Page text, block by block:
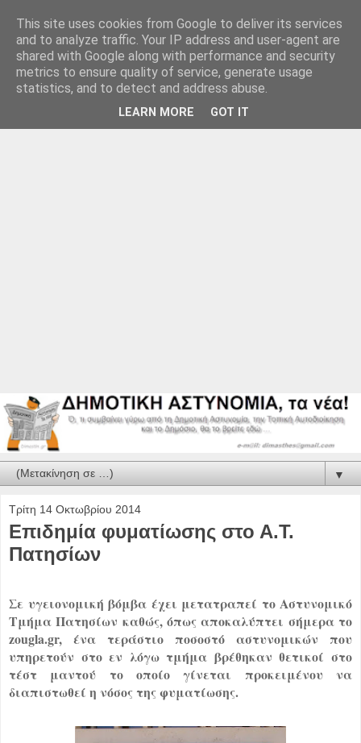
▼
Τρίτη 14 Οκτωβρίου 2014
Επιδημία φυματίωσης στο Α.Τ.
Πατησίων
Σε υγειονομική βόμβα έχει μετατραπεί το Αστυνομικό
Τμήμα Πατησίων καθώς, όπως αποκαλύπτει σήμερα το
zougla.gr, ένα τεράστιο ποσοστό αστυνομικών που
υπηρετούν στο εν λόγω τμήμα βρέθηκαν θετικοί στο
τέστ μαντού το οποίο γίνεται προκειμένου να
διαπιστωθεί η νόσος της φυματίωσης.
This site uses cookies from Google to deliver its services
and to analyze traffic. Your IP address and user-agent are
shared with Google along with performance and security
metrics to ensure quality of service, generate usage
statistics, and to detect and address abuse.
LEARN MORE GOT IT